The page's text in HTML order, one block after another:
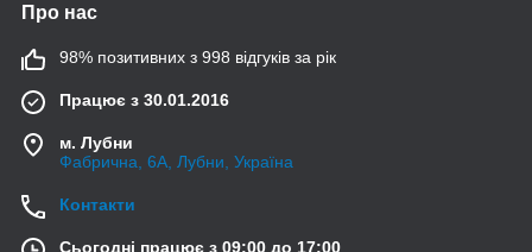
Про нас
98% позитивних з 998 відгуків за рік
Працює з 30.01.2016
м. Лубни
Фабрична, 6А, Лубни, Україна
Контакти
Сьогодні працює з 09:00 до 17:00